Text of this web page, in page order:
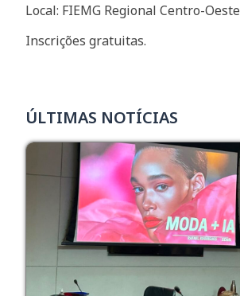
Local: FIEMG Regional Centro-Oeste
Inscrições gratuitas.
ÚLTIMAS NOTÍCIAS